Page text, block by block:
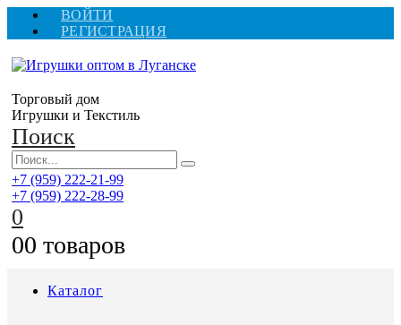
ВОЙТИ
РЕГИСТРАЦИЯ
Торговый дом
Игрушки и Текстиль
Поиск
+7 (959) 222-21-99
+7 (959) 222-28-99
0
00 товаров
Каталог